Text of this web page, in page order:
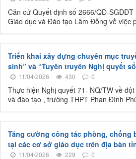
Căn cứ Quyết định số 2666/QĐ-
Giáo dục và Đào tạo Lâm Đồng về việc
Triển khai xây dựng chuyên mục
sinh” và “Tuyên truyền Nghị quyết
11/04/2026 430 0
Thực hiện Nghị quyết 71- NQ/TW về
và đào tạo , trường THPT Phan Đình
Tăng cường công tác phòng, chống
tại các cơ sở giáo dục trên địa bàn
11/04/2026 229 0